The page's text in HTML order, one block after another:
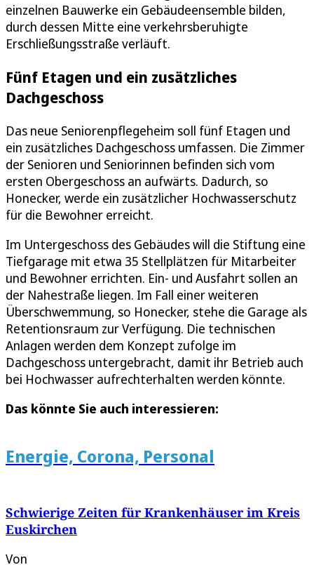
einzelnen Bauwerke ein Gebäudeensemble bilden,
durch dessen Mitte eine verkehrsberuhigte
Erschließungsstraße verläuft.
Fünf Etagen und ein zusätzliches
Dachgeschoss
Das neue Seniorenpflegeheim soll fünf Etagen und
ein zusätzliches Dachgeschoss umfassen. Die Zimmer
der Senioren und Seniorinnen befinden sich vom
ersten Obergeschoss an aufwärts. Dadurch, so
Honecker, werde ein zusätzlicher Hochwasserschutz
für die Bewohner erreicht.
Im Untergeschoss des Gebäudes will die Stiftung eine
Tiefgarage mit etwa 35 Stellplätzen für Mitarbeiter
und Bewohner errichten. Ein- und Ausfahrt sollen an
der Nahestraße liegen. Im Fall einer weiteren
Überschwemmung, so Honecker, stehe die Garage als
Retentionsraum zur Verfügung. Die technischen
Anlagen werden dem Konzept zufolge im
Dachgeschoss untergebracht, damit ihr Betrieb auch
bei Hochwasser aufrechterhalten werden könnte.
Das könnte Sie auch interessieren:
Energie, Corona, Personal
Schwierige Zeiten für Krankenhäuser im Kreis
Euskirchen
Von